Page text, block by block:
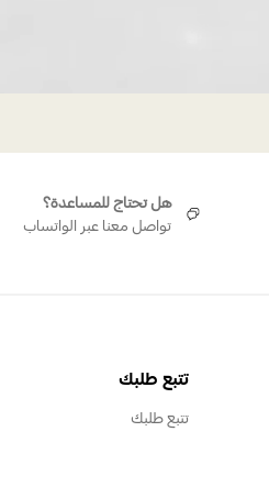
هل تحتاج للمساعدة؟
تواصل معنا عبر الواتساب
تتبع طلبك
تتبع طلبك